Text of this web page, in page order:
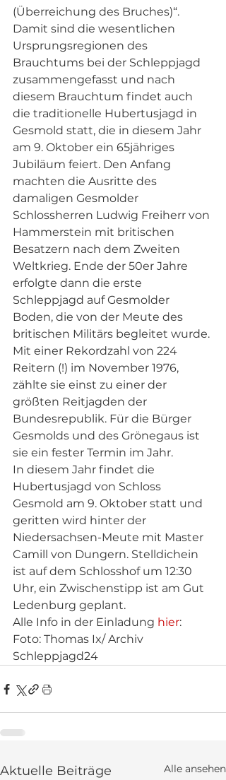
(Überreichung des Bruches)“.
Damit sind die wesentlichen
Ursprungsregionen des
Brauchtums bei der Schleppjagd
zusammengefasst und nach
diesem Brauchtum findet auch
die traditionelle Hubertusjagd in
Gesmold statt, die in diesem Jahr
am 9. Oktober ein 65jähriges
Jubiläum feiert. Den Anfang
machten die Ausritte des
damaligen Gesmolder
Schlossherren Ludwig Freiherr von
Hammerstein mit britischen
Besatzern nach dem Zweiten
Weltkrieg. Ende der 50er Jahre
erfolgte dann die erste
Schleppjagd auf Gesmolder
Boden, die von der Meute des
britischen Militärs begleitet wurde.
Mit einer Rekordzahl von 224
Reitern (!) im November 1976,
zählte sie einst zu einer der
größten Reitjagden der
Bundesrepublik. Für die Bürger
Gesmolds und des Grönegaus ist
sie ein fester Termin im Jahr.
In diesem Jahr findet die
Hubertusjagd von Schloss
Gesmold am 9. Oktober statt und
geritten wird hinter der
Niedersachsen-Meute mit Master
Camill von Dungern. Stelldichein
ist auf dem Schlosshof um 12:30
Uhr, ein Zwischenstipp ist am Gut
Ledenburg geplant.
Alle Info in der Einladung hier:
Foto: Thomas Ix/ Archiv
Schleppjagd24
Aktuelle Beiträge Alle ansehen